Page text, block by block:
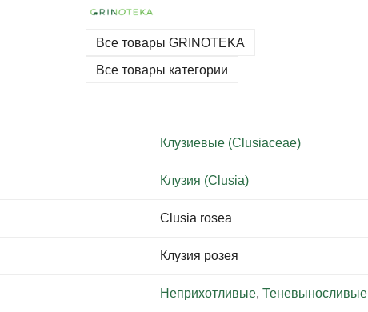
Все товары GRINOTEKA
Все товары категории
Клузиевые (Clusiaceae)
Клузия (Clusia)
Clusia rosea
Клузия розея
Неприхотливые, Теневыносливые